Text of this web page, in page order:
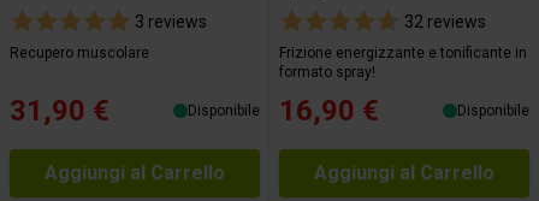
3 reviews
Recupero muscolare
31,90 € Disponibile
Aggiungi al Carrello
32 reviews
Frizione energizzante e tonificante in
formato spray!
16,90 € Disponibile
Aggiungi al Carrello